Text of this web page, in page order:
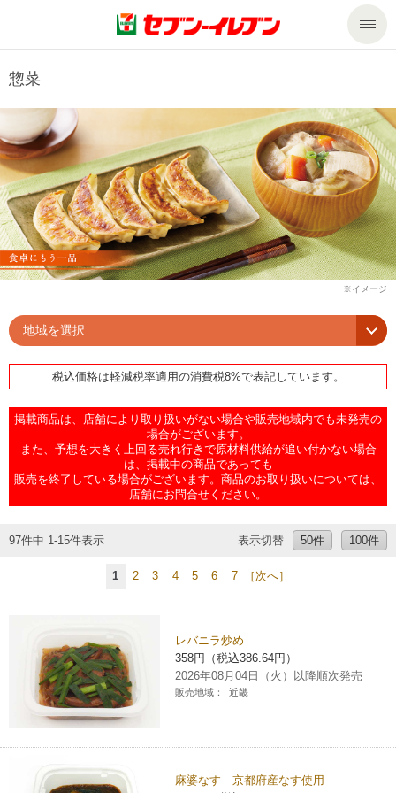
商品のご案内
商品のご案内トップ
今週の新商品
来週の新商品
商品カテゴリ一覧
セブンプレミアム
食の安全・安心への取組み
ギフト
プリペイドカード・金券
セール・キャンペーン
サービス
サービストップ
nanacoトップ
マルチコピー機でできること
マルチコピー機でできることトップ
コピー
プリント
プリペイドサービス
スポーツ振興くじ
行政サービス
便利なサービス
宅配便
切手・はがき・印紙
ご利用可能なお支払い方法
スマホプリペイド
レジでApple Accountにチャージ
オンラインフォトサービス
チケットサービス
セブン‐イレブンでお受取り
企業情報
企業情報トップ
ニュースリリース
ごあいさつ
企業理念
会社概要
売上高、店舗数推移
セブン‐イレブンの海外事業
データで見るセブン‐イレブン
私たちの取組み
サステナビリティ
サステナビリティトップ
セブン＆アイ・ホールディングスの重点課題
サステナビリティ活動基本方針
GREEN CHALLENGE 2050
サステナビリティニュース
サステナビリティレポート
報告書ライブラリー
加盟店オーナー募集 物件募集・購入
アルバイト情報
店舗検索
ネットショッピング
Language
English (Services)
中文[繁體字](服務)
简体中文(服务)
한국어(서비스)
ภาษาไทย(บริการ)
惣菜
地域を選択
税込価格は軽減税率適用の消費税8%で表記しています。
掲載商品は、店舗により取り扱いがない場合や販売地域内でも未発売の
場合がございます。
また、予想を大きく上回る売れ行きで原材料供給が追い付かない場合
は、掲載中の商品であっても
販売を終了している場合がございます。商品のお取り扱いについては、
店舗にお問合せください。
97件中 1-15件表示 表示切替 50件 100件
1 2 3 4 5 6 7 ［次へ］
レバニラ炒め
358円（税込386.64円）
2026年08月04日（火）以降順次発売
販売地域： 近畿
麻婆なす 京都府産なす使用